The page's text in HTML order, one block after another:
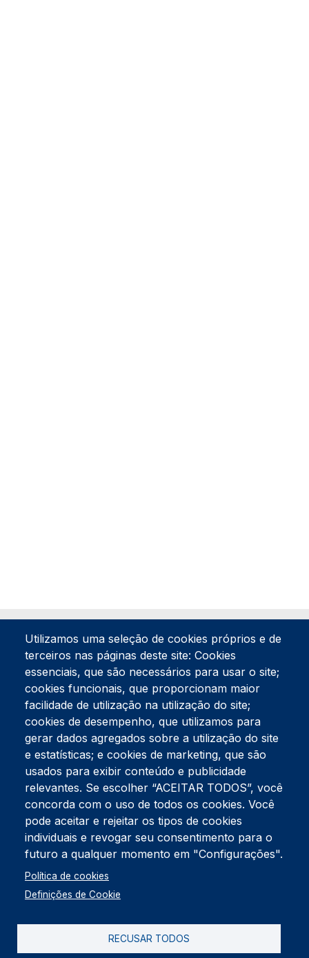
Tel:234 390 100Fax:234 390 100
Endereço Postal
Apartado 42
Rua Gil Eanes 31
3834-908 Gafanha da Nazaré
Estúdios
Rua Prior Guerra
Edifício do Centro Cultural da Gafanha da Nazaré
3830-556 Gafanha da Nazaré
Rodapé
Cookies
Política de Privacidade
Utilizamos uma seleção de cookies próprios e de
terceiros nas páginas deste site: Cookies
essenciais, que são necessários para usar o site;
cookies funcionais, que proporcionam maior
facilidade de utilização na utilização do site;
cookies de desempenho, que utilizamos para
gerar dados agregados sobre a utilização do site
e estatísticas; e cookies de marketing, que são
usados para exibir conteúdo e publicidade
relevantes. Se escolher “ACEITAR TODOS”, você
concorda com o uso de todos os cookies. Você
pode aceitar e rejeitar os tipos de cookies
individuais e revogar seu consentimento para o
futuro a qualquer momento em "Configurações".
Política de cookies
Definições de Cookie
RECUSAR TODOS